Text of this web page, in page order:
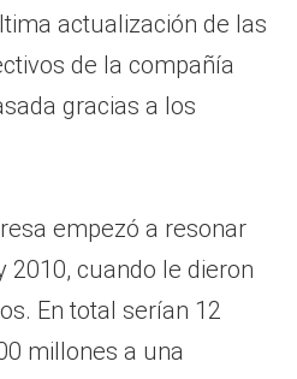
actualización de las
de la compañía
gracias a los
empezó a resonar
2010, cuando le dieron
En total serían 12
millones a una